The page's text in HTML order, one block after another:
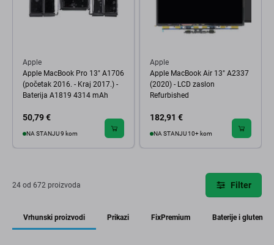
Apple
Apple MacBook Pro 13" A1706
(početak 2016. - Kraj 2017.) -
Baterija A1819 4314 mAh
50,79 €
NA STANJU 9 kom
Apple
Apple MacBook Air 13" A2337
(2020) - LCD zaslon
Refurbished
182,91 €
NA STANJU 10+ kom
24 od 672 proizvoda Filter
Vrhunski proizvodi Prikazi FixPremium Baterije i gluten